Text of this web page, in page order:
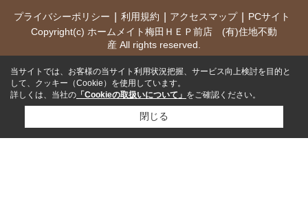
プライバシーポリシー 利用規約 アクセスマップ
PCサイト
Copyright(c) ホームメイト梅田ＨＥＰ前店 (有)住地不動
産 All rights reserved.
当サイトでは、お客様の当サイト利用状況把握、サービス向上検討を目的と
して、クッキー（Cookie）を使用しています。
詳しくは、当社の 「Cookieの取扱いについて」 をご確認ください。
閉じる